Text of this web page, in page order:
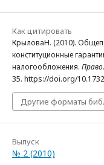
Как цитировать
КрыловаН. (2010).
конституционные
налогообложения.
35. https://doi.org/
Другие форматы
Выпуск
№ 2 (2010)